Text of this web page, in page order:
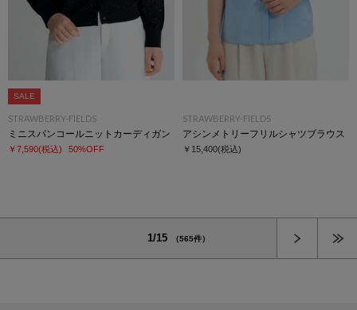
SALE
STRAWBERRY-FIELDS
ミニスパンコールニットカーディガン
￥7,590(税込) 50%OFF
STRAWBERRY-FIELDS
アシンメトリーフリルシャツブラウス
￥15,400(税込)
1/15 （565件）